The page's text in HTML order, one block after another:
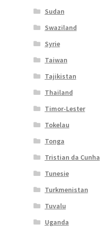
Sudan
Swaziland
Syrie
Taiwan
Tajikistan
Thailand
Timor-Lester
Tokelau
Tonga
Tristian da Cunha
Tunesie
Turkmenistan
Tuvalu
Uganda